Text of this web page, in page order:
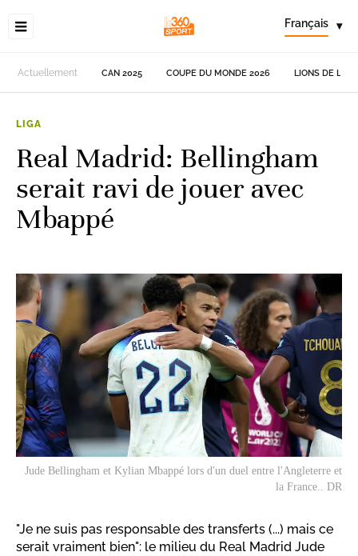
Français ▾
Actuellement CAN 2025 COUPE DU MONDE 2026 LIONS DE
LIGA
Real Madrid: Bellingham
serait ravi de jouer avec
Mbappé
Jude Bellingham et Kylian Mbappé lors d'un duel entre l'Angleterre et
la France.. DR
"Je ne suis pas responsable des transferts (...) mais ce
serait vraiment bien": le milieu du Real Madrid Jude